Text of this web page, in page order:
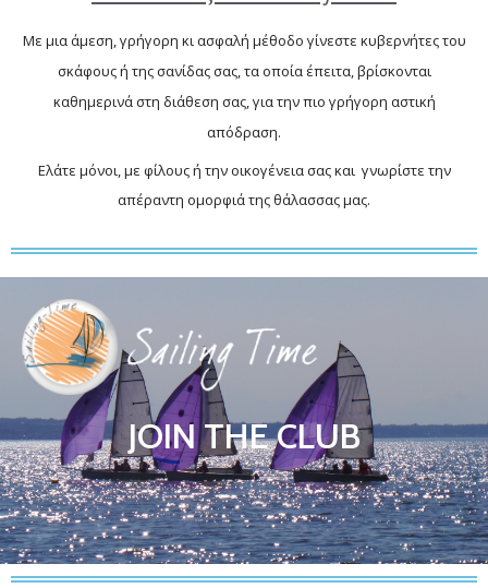
Με μια άμεση, γρήγορη κι ασφαλή μέθοδο γίνεστε κυβερνήτες του
σκάφους ή της σανίδας σας, τα οποία έπειτα, βρίσκονται
καθημερινά στη διάθεση σας, για την πιο γρήγορη αστική
απόδραση.
Ελάτε μόνοι, με φίλους ή την οικογένεια σας και γνωρίστε την
απέραντη ομορφιά της θάλασσας μας.
JOIN THE CLUB